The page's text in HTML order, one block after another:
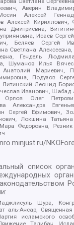
Аверин
Алексей
Алексей Кириллович,
Дмитриевна,
Исаев
Беляев Сергей
Светлана
Гендель
Шуманов Илья
Анатолий Мариевич,
Подузов
Леонид
Иванович, Шабад
Орлов Олег
Александра
Сергей Ефимович,
Локшина
Федоровна,
список
Шура,
аль-Ансар,
исламского
Талибан,